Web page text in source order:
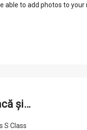
able to add photos to your
și…